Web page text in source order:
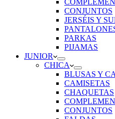
CONJUNTOS
JERSÉIS Y
PARKAS
PIJAMAS
JUNIOR
CHICA
BLUSAS Y
CAMISETAS
CHAQUETAS
CONJUNTOS